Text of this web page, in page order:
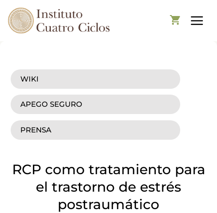
WIKI
APEGO SEGURO
PRENSA
RCP como tratamiento para
el trastorno de estrés
postraumático